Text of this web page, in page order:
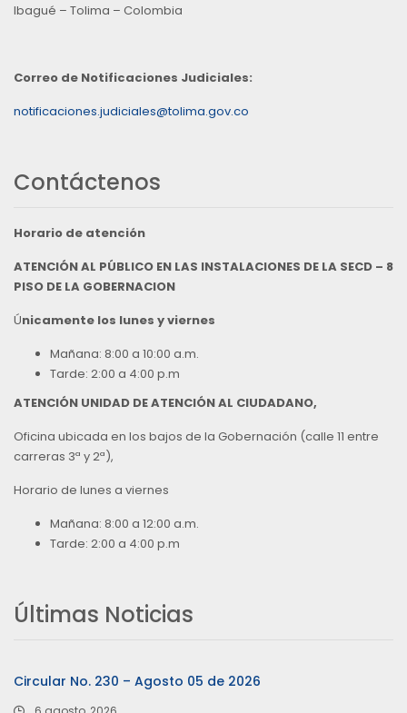
Ibagué – Tolima – Colombia
Correo de Notificaciones Judiciales:
notificaciones.judiciales@tolima.gov.co
Contáctenos
Horario de atención
ATENCIÓN AL PÚBLICO EN LAS INSTALACIONES DE LA SECD – 8
PISO DE LA GOBERNACION
Únicamente los lunes y viernes
Mañana: 8:00 a 10:00 a.m.
Tarde: 2:00 a 4:00 p.m
ATENCIÓN UNIDAD DE ATENCIÓN AL CIUDADANO,
Oficina ubicada en los bajos de la Gobernación (calle 11 entre
carreras 3ª y 2ª),
Horario de lunes a viernes
Mañana: 8:00 a 12:00 a.m.
Tarde: 2:00 a 4:00 p.m
Últimas Noticias
Circular No. 230 – Agosto 05 de 2026